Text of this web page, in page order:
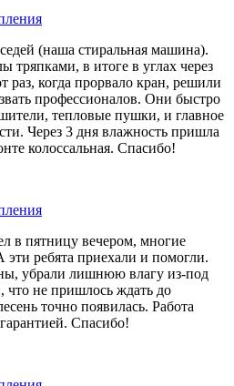
(наша стиральная машина).
тряпками, в итоге в углах через
раз, когда прорвало кран, решили
профессионалов. Они быстро
тепловые пушки, и главное
Через 3 дня влажность пришла
колоссальная. Спасибо!
в пятницу вечером, многие
ребята приехали и помогли.
убрали лишнюю влагу из-под
что не пришлось ждать до
точно появилась. Работа
Спасибо!